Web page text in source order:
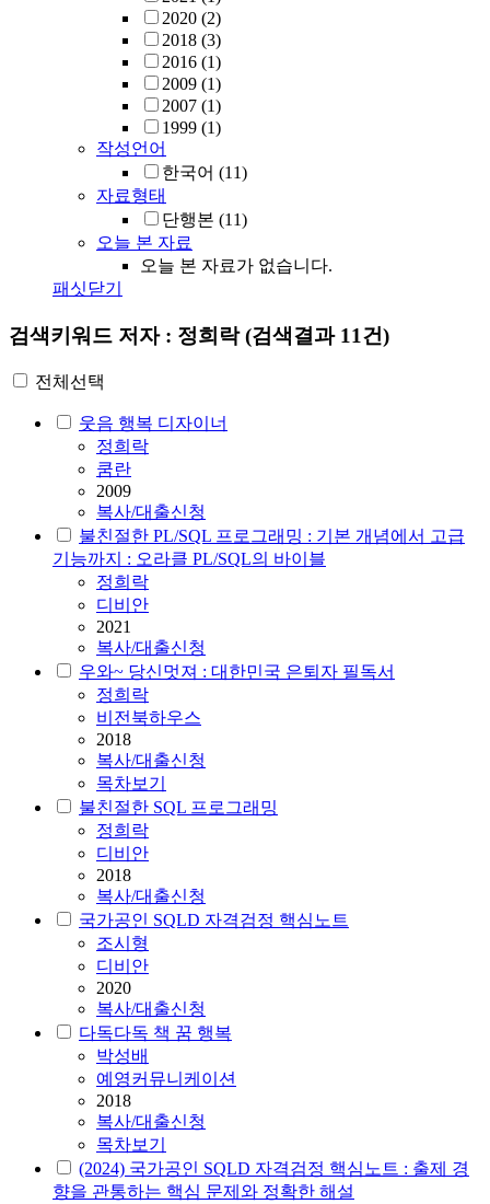
2020 (2)
2018 (3)
2016 (1)
2009 (1)
2007 (1)
1999 (1)
작성언어
한국어 (11)
자료형태
단행본 (11)
오늘 본 자료
오늘 본 자료가 없습니다.
패싯닫기
검색키워드 저자 : 정희락(검색결과 11건)
전체선택
웃음 행복 디자이너
정희락
쿰란
2009
복사/대출신청
불친절한 PL/SQL 프로그래밍 : 기본 개념에서 고급
기능까지 : 오라클 PL/SQL의 바이블
정희락
디비안
2021
복사/대출신청
우와~ 당신멋져 : 대한민국 은퇴자 필독서
정희락
비전북하우스
2018
복사/대출신청
목차보기
불친절한 SQL 프로그래밍
정희락
디비안
2018
복사/대출신청
국가공인 SQLD 자격검정 핵심노트
조시형
디비안
2020
복사/대출신청
다독다독 책 꿈 행복
박성배
예영커뮤니케이션
2018
복사/대출신청
목차보기
(2024) 국가공인 SQLD 자격검정 핵심노트 : 출제 경
향을 관통하는 핵심 문제와 정확한 해설